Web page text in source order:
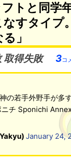
トと同学
すタイプ
」
取得失敗 3コ
の若手外野手が多
チ Sponichi
January 24,